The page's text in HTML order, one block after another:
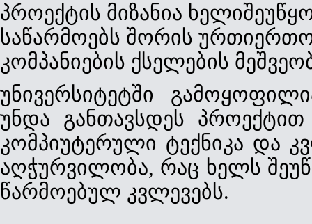
პროექტის მიზანია
საწარმოებს შორის
კომპანიების ქსელების
უნივერსიტეტში
უნდა განთავსდეს
კომპიუტერული ტექნიკა და
აღჭურვილობა, რაც ხელს
წარმოებულ კვლევებს.